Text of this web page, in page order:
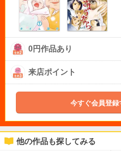
0円作品あり
来店ポイント
今すぐ会員登録
他の作品も探してみる